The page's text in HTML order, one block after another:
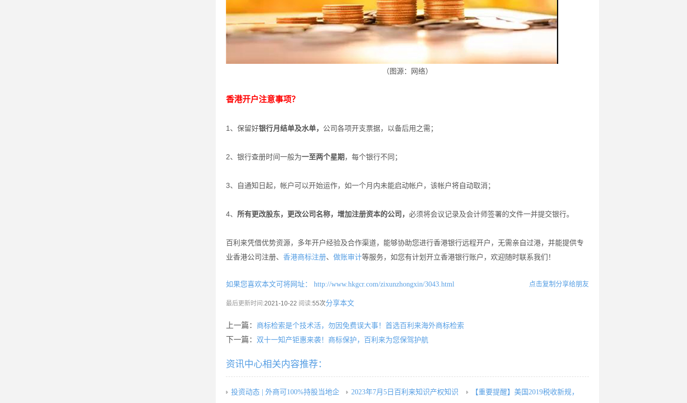
（图源：网络）
香港开户注意事项？
1、保留好银行月结单及水单， 公司各项开支票据，以备后用之需；
2、银行查册时间一般为一至两个星期 ，每个银行不同；
3、自通知日起，帐户可以开始运作，如一个月内未能启动帐户，该帐户将自动取消；
4、 所有更改股东，更改公司名称，增加注册资本的公司， 必须将会议记录及会计师签署的文件一并提交银行。
百利来凭借优势资源，多年开户经验及合作渠道，能够协助您进行香港银行远程开户，无需亲自过港，并能提供专
业香港公司注册、 香港商标注册、 做账审计等服务，如您有计划开立香港银行账户，欢迎随时联系我们！
如果您喜欢本文可将网址： http://www.hkgcr.com/zixunzhongxin/3043.html 点击复制分享给朋友
最后更新时间:2021-10-22 阅读:55次分享本文
上一篇： 商标检索是个技术活，勿因免费误大事！首选百利来海外商标检索
下一篇： 双十一知产钜惠来袭！商标保护，百利来为您保驾护航
资讯中心相关内容推荐：
投资动态 | 外商可100%持股当地企 2023年7月5日百利来知识产权知识 【重要提醒】美国2019税收新规，